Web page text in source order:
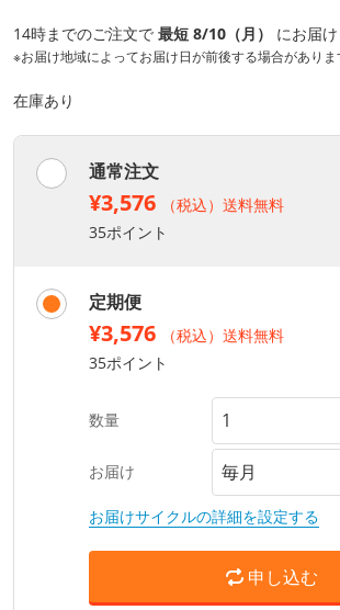
14時までのご注文で 最短 8/10（月） にお届け
※お届け地域によってお届け日が前後する場合がありま
在庫あり
通常注文
¥3,576
（税込）送料無料
35ポイント
定期便
¥3,576
（税込）送料無料
35ポイント
数量
お届け
お届けサイクルの詳細を設定する
申し込む